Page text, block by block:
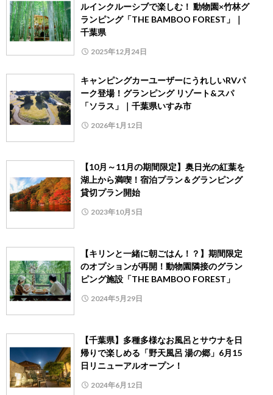
ルインクルーシブで楽しむ！ 動物園×竹林グ
ランピング「THE BAMBOO FOREST」｜
千葉県
2025年12月24日
キャンピングカーユーザーにうれしいRVパ
ーク登場！グランピング リゾート&スパ
「ソラス」｜千葉県いすみ市
2026年1月12日
【10月～11月の期間限定】奥日光の紅葉を
湖上から満喫！宿泊プラン＆グランピング
貸切プラン開始
2023年10月5日
【キリンと一緒に朝ごはん！？】期間限定
のオプションが再開！動物園隣接のグラン
ピング施設「THE BAMBOO FOREST」
2024年5月29日
【千葉県】多種多様なお風呂とサウナを日
帰りで楽しめる「野天風呂 湯の郷」6月15
日リニューアルオープン！
2024年6月12日